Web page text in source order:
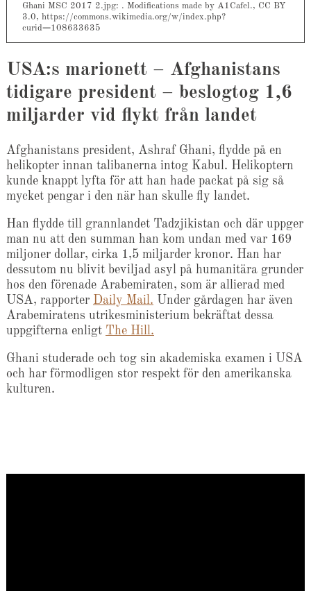
Ghani MSC 2017 2.jpg: . Modifications made by A1Cafel., CC BY
3.0, https://commons.wikimedia.org/w/index.php?
curid=108633635
USA:s marionett – Afghanistans
tidigare president – beslogtog 1,6
miljarder vid flykt från landet
Afghanistans president, Ashraf Ghani, flydde på en
helikopter innan talibanerna intog Kabul. Helikoptern
kunde knappt lyfta för att han hade packat på sig så
mycket pengar i den när han skulle fly landet.
Han flydde till grannlandet Tadzjikistan och där uppger
man nu att den summan han kom undan med var 169
miljoner dollar, cirka 1,5 miljarder kronor. Han har
dessutom nu blivit beviljad asyl på humanitära grunder
hos den förenade Arabemiraten, som är allierad med
USA, rapporter Daily Mail. Under gårdagen har även
Arabemiratens utrikesministerium bekräftat dessa
uppgifterna enligt The Hill.
Ghani studerade och tog sin akademiska examen i USA
och har förmodligen stor respekt för den amerikanska
kulturen.